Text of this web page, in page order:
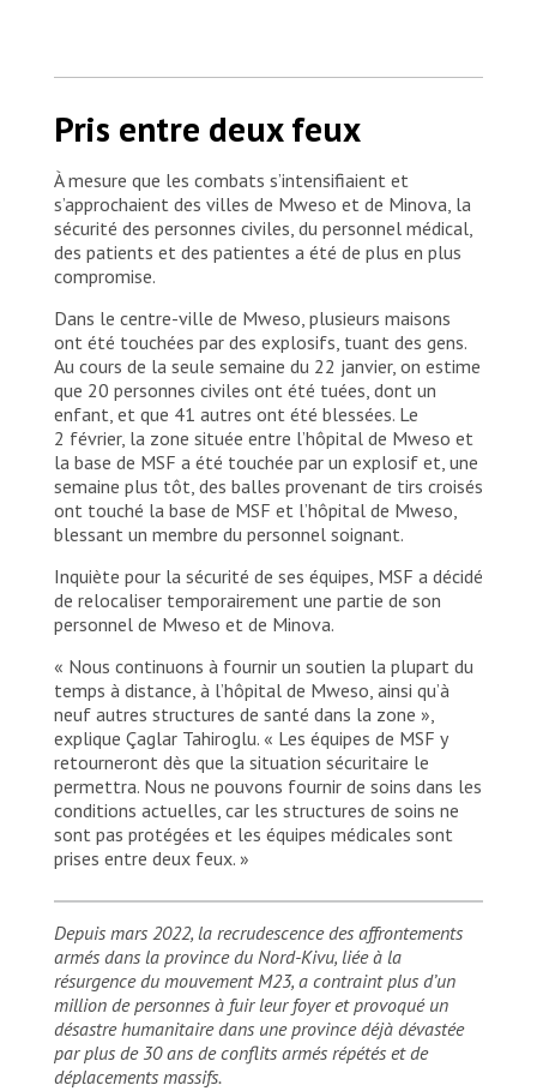
Pris entre deux feux
À mesure que les combats s’intensifiaient et
s’approchaient des villes de Mweso et de Minova, la
sécurité des personnes civiles, du personnel médical,
des patients et des patientes a été de plus en plus
compromise.
Dans le centre-ville de Mweso, plusieurs maisons
ont été touchées par des explosifs, tuant des gens.
Au cours de la seule semaine du 22 janvier, on estime
que 20 personnes civiles ont été tuées, dont un
enfant, et que 41 autres ont été blessées. Le
2 février, la zone située entre l’hôpital de Mweso et
la base de MSF a été touchée par un explosif et, une
semaine plus tôt, des balles provenant de tirs croisés
ont touché la base de MSF et l’hôpital de Mweso,
blessant un membre du personnel soignant.
Inquiète pour la sécurité de ses équipes, MSF a décidé
de relocaliser temporairement une partie de son
personnel de Mweso et de Minova.
« Nous continuons à fournir un soutien la plupart du
temps à distance, à l’hôpital de Mweso, ainsi qu’à
neuf autres structures de santé dans la zone »,
explique Çaglar Tahiroglu. « Les équipes de MSF y
retourneront dès que la situation sécuritaire le
permettra. Nous ne pouvons fournir de soins dans les
conditions actuelles, car les structures de soins ne
sont pas protégées et les équipes médicales sont
prises entre deux feux. »
Depuis mars 2022, la recrudescence des affrontements
armés dans la province du Nord-Kivu, liée à la
résurgence du mouvement M23, a contraint plus d’un
million de personnes à fuir leur foyer et provoqué un
désastre humanitaire dans une province déjà dévastée
par plus de 30 ans de conflits armés répétés et de
déplacements massifs.